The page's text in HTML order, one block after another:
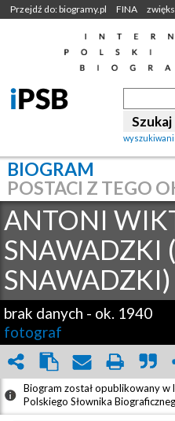
Przejdź do: biogramy.pl FINA
BIOGRAM
POSTACI Z TEGO
ANTONI
SNAWADZKI
SNAWADZKI)
brak danych - ok. 1940
fotograf
Biogram został opublikowany
Polskiego Słownika